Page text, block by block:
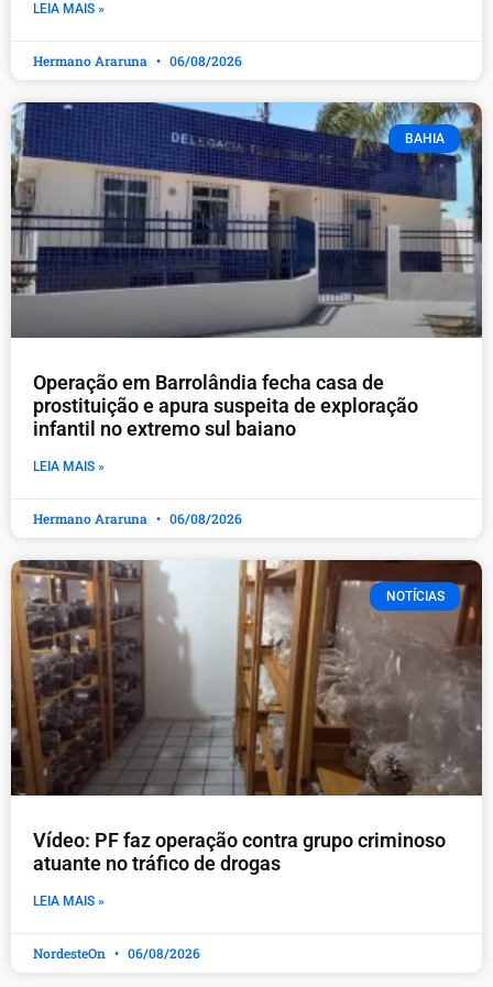
LEIA MAIS »
Hermano Araruna 06/08/2026
BAHIA
Operação em Barrolândia fecha casa de
prostituição e apura suspeita de exploração
infantil no extremo sul baiano
LEIA MAIS »
Hermano Araruna 06/08/2026
NOTÍCIAS
Vídeo: PF faz operação contra grupo criminoso
atuante no tráfico de drogas
LEIA MAIS »
NordesteOn 06/08/2026